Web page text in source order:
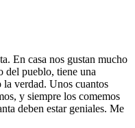
En casa nos gustan mucho
del pueblo, tiene una
verdad. Unos cuantos
y siempre los comemos
deben estar geniales. Me